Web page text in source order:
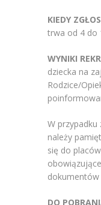
KIEDY
trwa od 4 do
WYNIKI
dziecka na
Rodzice/
W przypadku
należy
się do
dokumentów
DO